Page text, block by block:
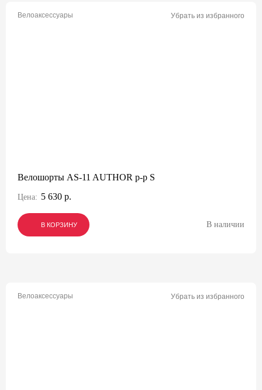
Велоаксессуары Убрать из избранного
Велошорты AS-11 AUTHOR р-р S
Цена: 5 630 р.
В КОРЗИНУ
В КОРЗИНУ
В КОРЗИНУ В наличии
Велоаксессуары Убрать из избранного